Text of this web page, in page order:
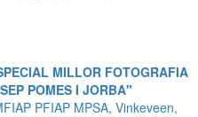
MILLOR FOTOGRAFIA
POMES I JORBA"
PFIAP MPSA, Vinkeveen,